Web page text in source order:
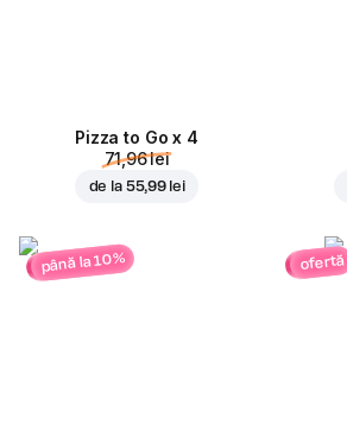
Pizza to Go x 4
71,96 lei
de la 55,99 lei
până la 10% ofertă